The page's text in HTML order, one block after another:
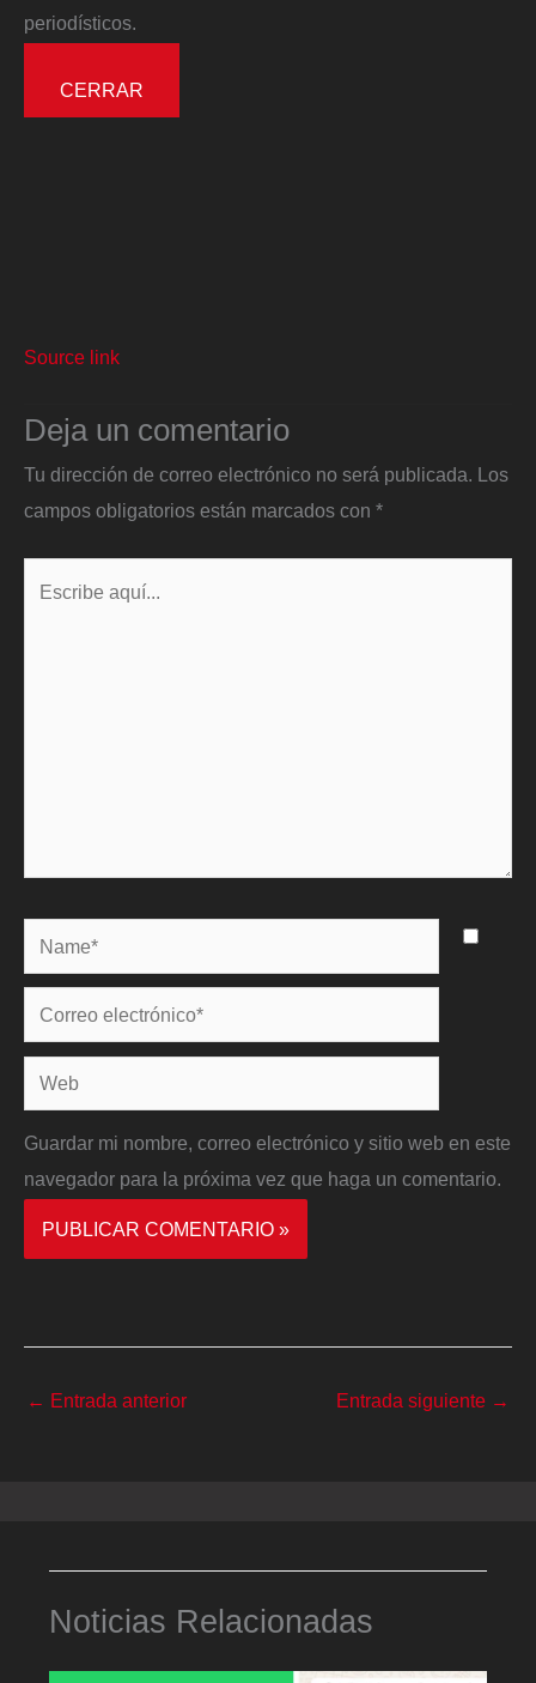
periodísticos.
CERRAR
Source link
Deja un comentario
Tu dirección de correo electrónico no será publicada.
Los
campos obligatorios están marcados con *
Name*
Correo
electrónico*
Web
Guardar mi nombre, correo electrónico y sitio web en este
navegador para la próxima vez que haga un comentario.
← Entrada anterior Entrada siguiente →
Noticias Relacionadas